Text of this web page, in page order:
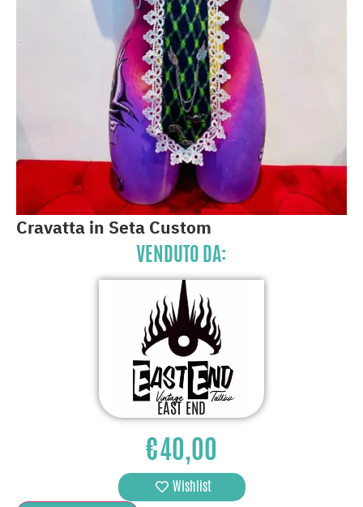
Cravatta in Seta Custom
VENDUTO DA:
EAST END
€40,00
Wishlist